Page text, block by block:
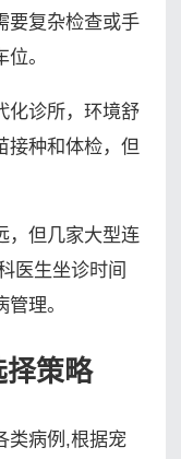
要复杂检查或手
。
化诊所，环境舒
接种和体检，但
，但几家大型连
医生坐诊时间
理。
择策略
类病例,根据宠